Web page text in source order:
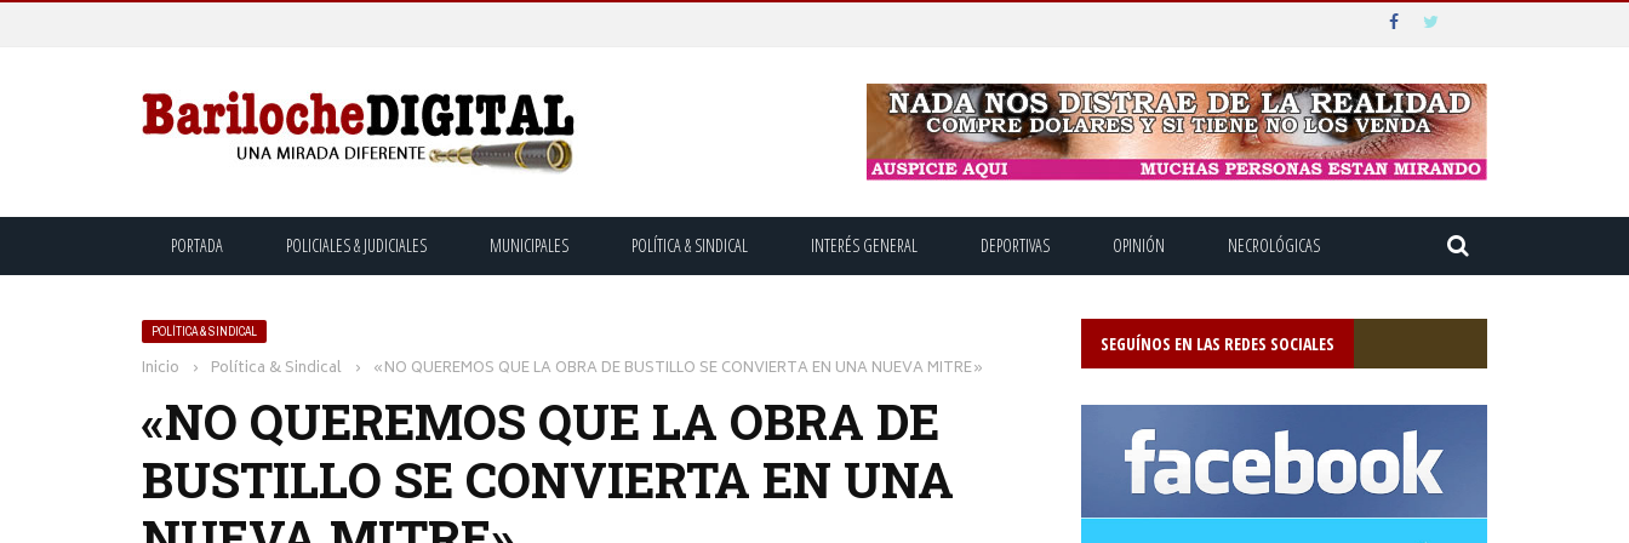
PORTADA POLICIALES & JUDICIALES MUNICIPALES POLÍTICA & SINDICAL INTERÉS GENERAL DEPORTIVAS OPINIÓN NECROLÓGICAS
POLÍTICA & SINDICAL
Inicio › Política & Sindical › «NO QUEREMOS QUE LA OBRA DE BUSTILLO SE CONVIERTA EN UNA NUEVA MITRE»
«NO QUEREMOS QUE LA OBRA DE
BUSTILLO SE CONVIERTA EN UNA
SEGUÍNOS EN LAS REDES SOCIALES